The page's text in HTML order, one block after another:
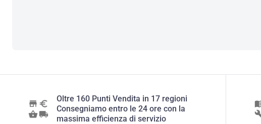
Oltre 160 Punti Vendita in 17 regioni
Consegniamo entro le 24 ore con la
massima efficienza di servizio